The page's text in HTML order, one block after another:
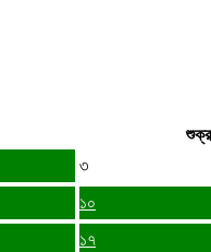
শুক্র
৩
১০
১৭